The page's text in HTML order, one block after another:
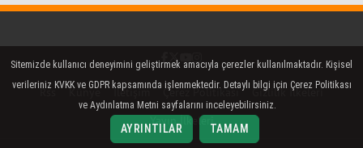
Facebook
Twitter (X)
YouTube
Instagram
Rss Künye İletişim Çerez Politikası
Gizlilik İlkeleri
Yayın İlkeleri
Sitemizde kullanıcı deneyimini geliştirmek amacıyla çerezler kullanılmaktadır. Kişisel
verileriniz KVKK ve GDPR kapsamında işlenmektedir. Detaylı bilgi için Çerez Politikası
ve Aydınlatma Metni sayfalarını inceleyebilirsiniz.
AYRINTILAR TAMAM